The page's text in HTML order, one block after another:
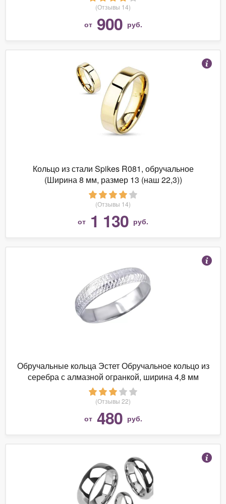
(Отзывы 14)
от 900 руб.
Кольцо из стали Spikes R081, обручальное
(Ширина 8 мм, размер 13 (наш 22,3))
(Отзывы 14)
от 1 130 руб.
Обручальные кольца Эстет Обручальное кольцо из
серебра с алмазной огранкой, ширина 4,8 мм
(Отзывы 22)
от 480 руб.